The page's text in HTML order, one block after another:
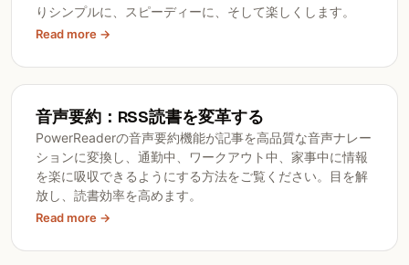
りシンプルに、スピーディーに、そして楽しくします。
Read more →
音声要約：RSS読書を変革する
PowerReaderの音声要約機能が記事を高品質な音声ナレー
ションに変換し、通勤中、ワークアウト中、家事中に情報
を楽に吸収できるようにする方法をご覧ください。目を解
放し、読書効率を高めます。
Read more →